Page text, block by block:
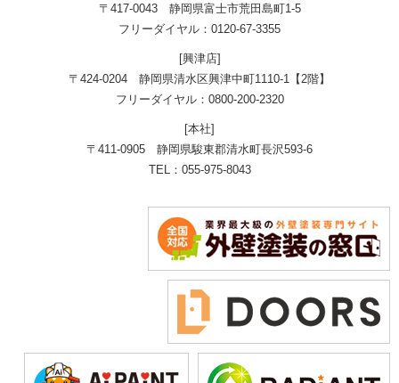
〒417-0043 静岡県富士市荒田島町1-5
フリーダイヤル：0120-67-3355
[興津店]
〒424-0204 静岡県清水区興津中町1110-1【2階】
フリーダイヤル：0800-200-2320
[本社]
〒411-0905 静岡県駿東郡清水町長沢593-6
TEL：055-975-8043